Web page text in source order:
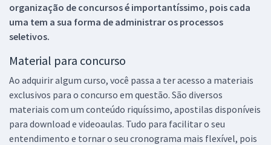
organização de concursos é importantíssimo, pois cada
uma tem a sua forma de administrar os processos
seletivos.
Material para concurso
Ao adquirir algum curso, você passa a ter acesso a materiais
exclusivos para o concurso em questão. São diversos
materiais com um conteúdo riquíssimo, apostilas disponíveis
para download e videoaulas. Tudo para facilitar o seu
entendimento e tornar o seu cronograma mais flexível, pois